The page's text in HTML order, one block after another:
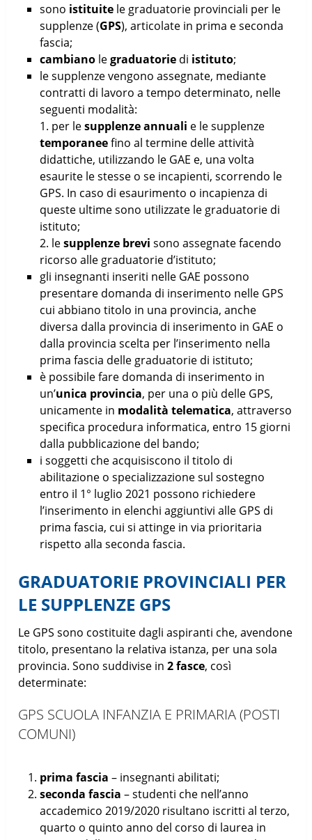
sono istituitele graduatorie provinciali per le
supplenze (GPS), articolate in prima e seconda
fascia;
cambianolegraduatoriedi istituto;
le supplenze vengono assegnate, mediante
contratti di lavoro a tempo determinato, nelle
seguenti modalità:
1. per lesupplenze annuali e le supplenze
temporaneefino al termine delle attività
didattiche, utilizzando le GAE e, una volta
esaurite le stesse o se incapienti, scorrendo le
GPS. In caso di esaurimento o incapienza di
queste ultime sono utilizzate le graduatorie di
istituto;
2. lesupplenze brevi sono assegnate facendo
ricorso alle graduatorie d’istituto;
gli insegnanti inseriti nelle GAE possono
presentare domanda di inserimento nelle GPS
cui abbiano titolo in una provincia, anche
diversa dalla provincia di inserimento in GAE o
dalla provincia scelta per l’inserimento nella
prima fascia delle graduatorie di istituto;
è possibile fare domanda di inserimento in
un’unica provincia, per una o più delle GPS,
unicamente in modalità telematica, attraverso
specifica procedura informatica, entro 15 giorni
dalla pubblicazione del bando;
i soggetti che acquisiscono il titolo di
abilitazione o specializzazione sul sostegno
entro il 1° luglio 2021 possono richiedere
l’inserimento in elenchi aggiuntivi alle GPS di
prima fascia, cui si attinge in via prioritaria
rispetto alla seconda fascia.
GRADUATORIE PROVINCIALI PER
LE SUPPLENZE GPS
Le GPS sono costituite dagli aspiranti che, avendone
titolo, presentano la relativa istanza, per una sola
provincia. Sono suddivise in2 fasce, così
determinate:
GPS SCUOLA INFANZIA E PRIMARIA (POSTI
COMUNI)
prima fascia – insegnanti abilitati;
seconda fascia – studenti che nell’anno
accademico 2019/2020 risultano iscritti al terzo,
quarto o quinto anno del corso di laurea in